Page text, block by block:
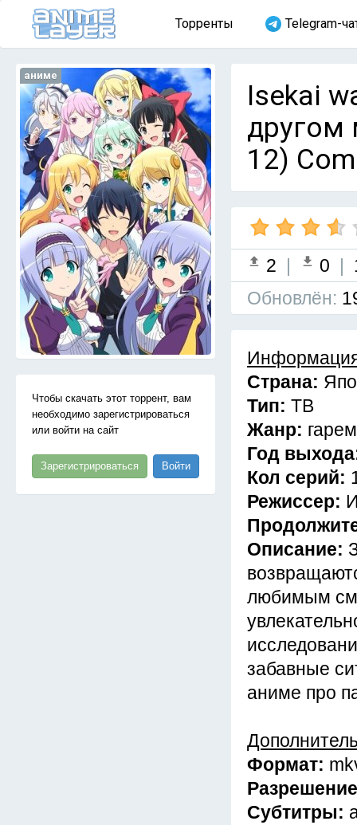
Торренты Telegram-
аниме
Чтобы скачать этот торрент, вам
необходимо зарегистрироваться
или войти на сайт
Зарегистрироваться Войти
Isekai
другом
12)
2 | 0 |
Обновлён:
Страна:
Тип: ТВ
Жанр:
Год
Кол серий:
Режиссер:
Описание:
любимым
забавные
аниме про
Формат:
Субтитры: